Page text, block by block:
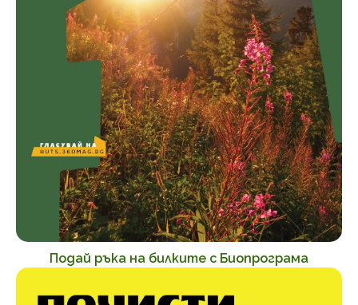
Подай ръка на билките с Биопрограма